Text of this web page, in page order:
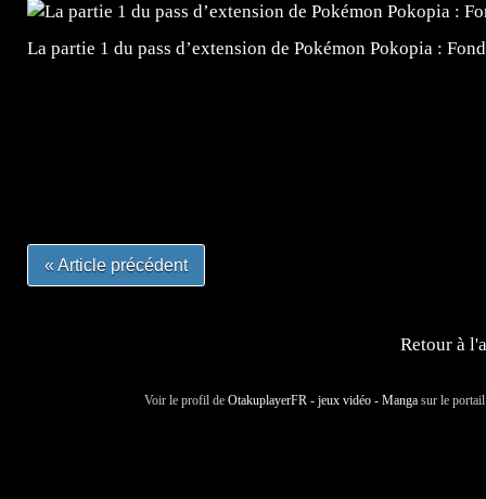
La partie 1 du pass d’extension de Pokémon Pokopia :
« Article précédent
Retour à
Voir le profil de OtakuplayerFR - jeux vidéo - Manga sur le